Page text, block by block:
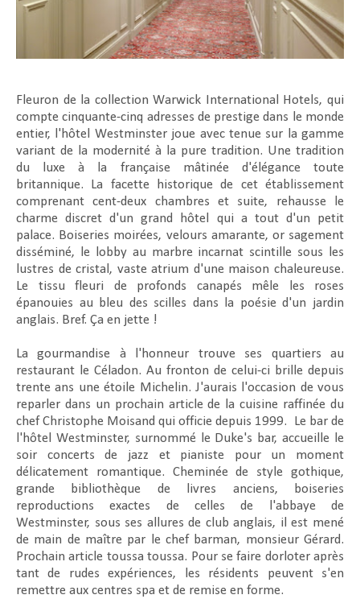
Fleuron de la collection Warwick International Hotels, qui
compte cinquante-cinq adresses de prestige dans le monde
entier, l'hôtel Westminster joue avec tenue sur la gamme
variant de la modernité à la pure tradition. Une tradition
du luxe à la française mâtinée d'élégance toute
britannique. La facette historique de cet établissement
comprenant cent-deux chambres et suite, rehausse le
charme discret d'un grand hôtel qui a tout d'un petit
palace. Boiseries moirées, velours amarante, or sagement
disséminé, le lobby au marbre incarnat scintille sous les
lustres de cristal, vaste atrium d'une maison chaleureuse.
Le tissu fleuri de profonds canapés mêle les roses
épanouies au bleu des scilles dans la poésie d'un jardin
anglais. Bref. Ça en jette !
La gourmandise à l'honneur trouve ses quartiers au
restaurant le Céladon. Au fronton de celui-ci brille depuis
trente ans une étoile Michelin. J'aurais l'occasion de vous
reparler dans un prochain article de la cuisine raffinée du
chef Christophe Moisand qui officie depuis 1999.
Le bar de
l'hôtel Westminster, surnommé le Duke's bar, accueille le
soir concerts de jazz et pianiste pour un moment
délicatement romantique. Cheminée de style gothique,
grande bibliothèque de livres anciens, boiseries
reproductions exactes de celles de l'abbaye de
Westminster, sous ses allures de club anglais, il est mené
de main de maître par le chef barman, monsieur Gérard.
Prochain article toussa toussa. Pour se faire dorloter après
tant de rudes expériences, les résidents peuvent s'en
remettre aux centres spa et de remise en forme.